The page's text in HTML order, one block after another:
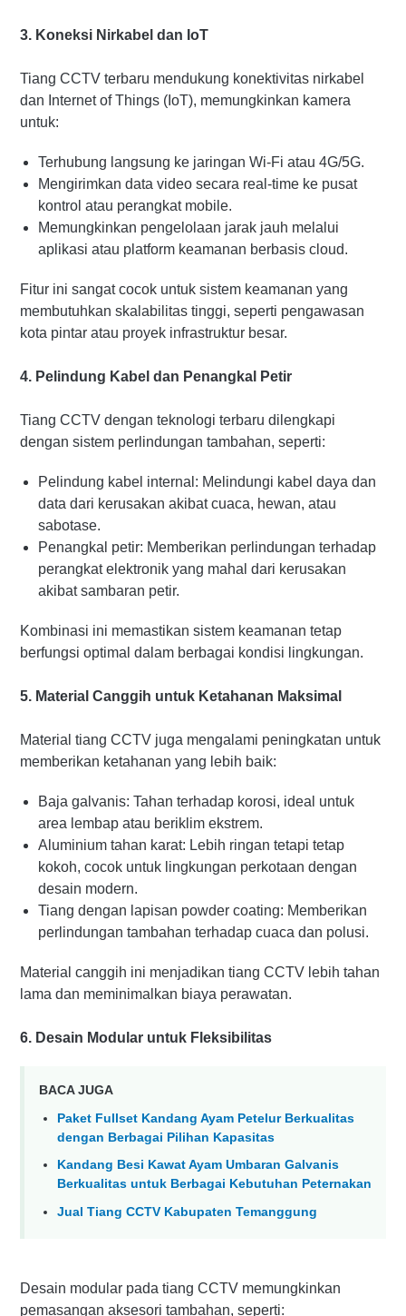
3. Koneksi Nirkabel dan IoT
Tiang CCTV terbaru mendukung konektivitas nirkabel
dan Internet of Things (IoT), memungkinkan kamera
untuk:
Terhubung langsung ke jaringan Wi-Fi atau 4G/5G.
Mengirimkan data video secara real-time ke pusat
kontrol atau perangkat mobile.
Memungkinkan pengelolaan jarak jauh melalui
aplikasi atau platform keamanan berbasis cloud.
Fitur ini sangat cocok untuk sistem keamanan yang
membutuhkan skalabilitas tinggi, seperti pengawasan
kota pintar atau proyek infrastruktur besar.
4. Pelindung Kabel dan Penangkal Petir
Tiang CCTV dengan teknologi terbaru dilengkapi
dengan sistem perlindungan tambahan, seperti:
Pelindung kabel internal: Melindungi kabel daya dan
data dari kerusakan akibat cuaca, hewan, atau
sabotase.
Penangkal petir: Memberikan perlindungan terhadap
perangkat elektronik yang mahal dari kerusakan
akibat sambaran petir.
Kombinasi ini memastikan sistem keamanan tetap
berfungsi optimal dalam berbagai kondisi lingkungan.
5. Material Canggih untuk Ketahanan Maksimal
Material tiang CCTV juga mengalami peningkatan untuk
memberikan ketahanan yang lebih baik:
Baja galvanis: Tahan terhadap korosi, ideal untuk
area lembap atau beriklim ekstrem.
Aluminium tahan karat: Lebih ringan tetapi tetap
kokoh, cocok untuk lingkungan perkotaan dengan
desain modern.
Tiang dengan lapisan powder coating: Memberikan
perlindungan tambahan terhadap cuaca dan polusi.
Material canggih ini menjadikan tiang CCTV lebih tahan
lama dan meminimalkan biaya perawatan.
6. Desain Modular untuk Fleksibilitas
BACA JUGA
Paket Fullset Kandang Ayam Petelur Berkualitas
dengan Berbagai Pilihan Kapasitas
Kandang Besi Kawat Ayam Umbaran Galvanis
Berkualitas untuk Berbagai Kebutuhan Peternakan
Jual Tiang CCTV Kabupaten Temanggung
Desain modular pada tiang CCTV memungkinkan
pemasangan aksesori tambahan, seperti: